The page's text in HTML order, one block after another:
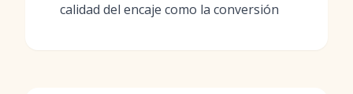
calidad del encaje como la conversión